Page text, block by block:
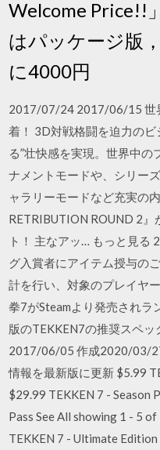
Welcome Price!!
はパッケージ版
に4000円
2017/07/24 2017/06/15 世
着！ 3D対戦格闘を迫力の
る”壮快感を実現。世界中
ナメントモードや、シリー
ャラリーモードなど充実の
RETRIBUTION ROUND 2
ト！ 主なアッ… もっと見る
グ入賞者にアイテム授与の
計を行い、対象のプレイヤ
拳7がSteamより発売されラ
版のTEKKEN7の推奨スペッ
2017/06/05 作成2020/03/
情報を最新版に更新 $5.99
$29.99 TEKKEN 7 - Season
Pass See All showing 1 - 5
TEKKEN 7 - Ultimate